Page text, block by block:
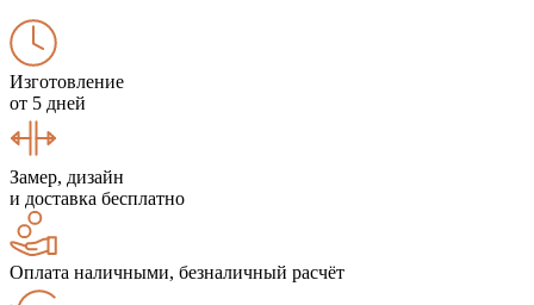
Изготовление
от 5 дней
Замер, дизайн
и доставка бесплатно
Оплата наличными, безналичный расчёт